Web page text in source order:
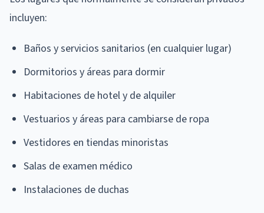
incluyen:
Baños y servicios sanitarios (en cualquier lugar)
Dormitorios y áreas para dormir
Habitaciones de hotel y de alquiler
Vestuarios y áreas para cambiarse de ropa
Vestidores en tiendas minoristas
Salas de examen médico
Instalaciones de duchas